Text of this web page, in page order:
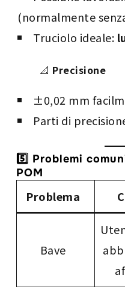
(normalmente
Truciolo ideale:
📐 Precisione
±0,02 mm
Parti di
5️⃣ Problemi
POM
Problema
Bave